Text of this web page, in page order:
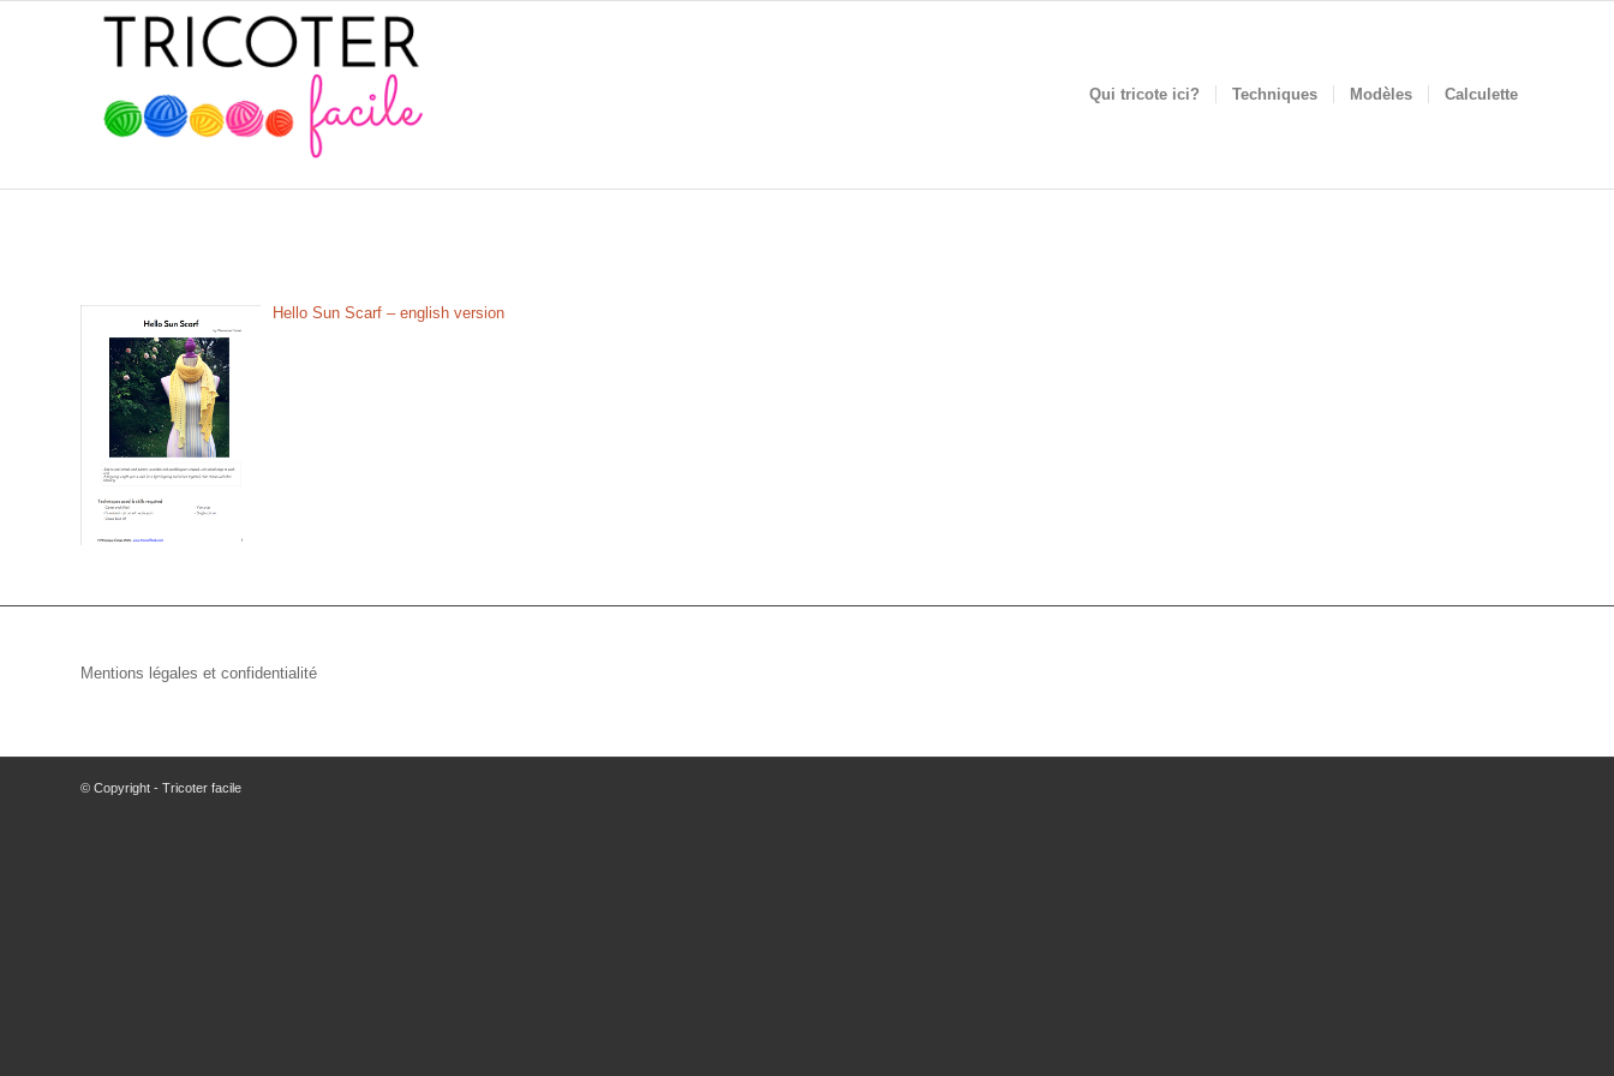
Qui tricote ici? Techniques Modèles Calculette
Hello Sun Scarf – english version
Mentions légales et confidentialité
© Copyright - Tricoter facile